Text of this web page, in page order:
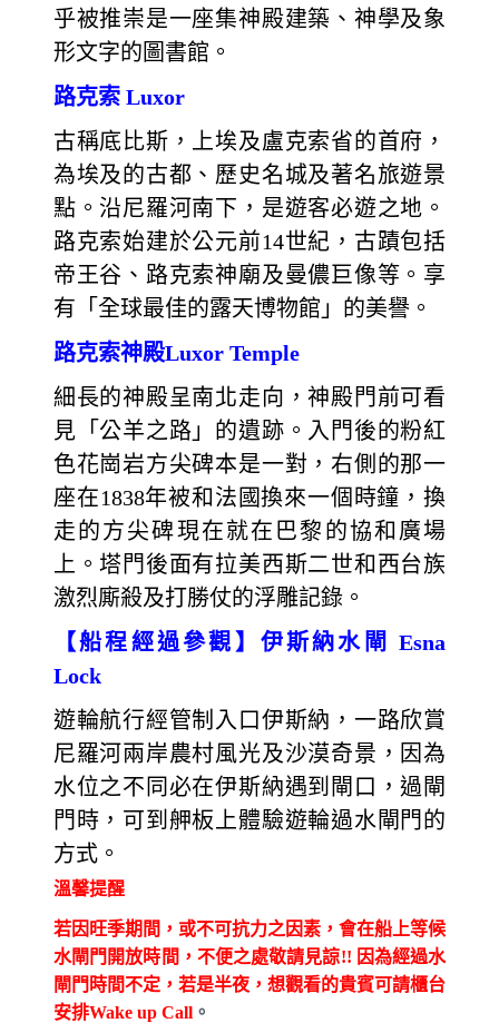
乎被推崇是一座集神殿建築、神學及象
形文字的圖書館。
路克索 Luxor
古稱底比斯，上埃及盧克索省的首府，
為埃及的古都、歷史名城及著名旅遊景
點。沿尼羅河南下，是遊客必遊之地。
路克索始建於公元前14世紀，古蹟包括
帝王谷、路克索神廟及曼儂巨像等。享
有「全球最佳的露天博物館」的美譽。
路克索神殿Luxor Temple
細長的神殿呈南北走向，神殿門前可看
見「公羊之路」的遺跡。入門後的粉紅
色花崗岩方尖碑本是一對，右側的那一
座在1838年被和法國換來一個時鐘，換
走的方尖碑現在就在巴黎的協和廣場
上。塔門後面有拉美西斯二世和西台族
激烈廝殺及打勝仗的浮雕記錄。
【船程經過參觀】伊斯納水閘 Esna
Lock
遊輪航行經管制入口伊斯納，一路欣賞
尼羅河兩岸農村風光及沙漠奇景，因為
水位之不同必在伊斯納遇到閘口，過閘
門時，可到舺板上體驗遊輪過水閘門的
方式。
溫馨提醒
若因旺季期間，或不可抗力之因素，會在船上等候
水閘門開放時間，不便之處敬請見諒!! 因為經過水
閘門時間不定，若是半夜，想觀看的貴賓可請櫃台
安排Wake up Call。